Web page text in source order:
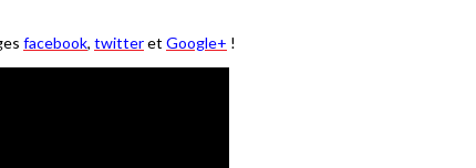
facebook, twitteret Google+ !